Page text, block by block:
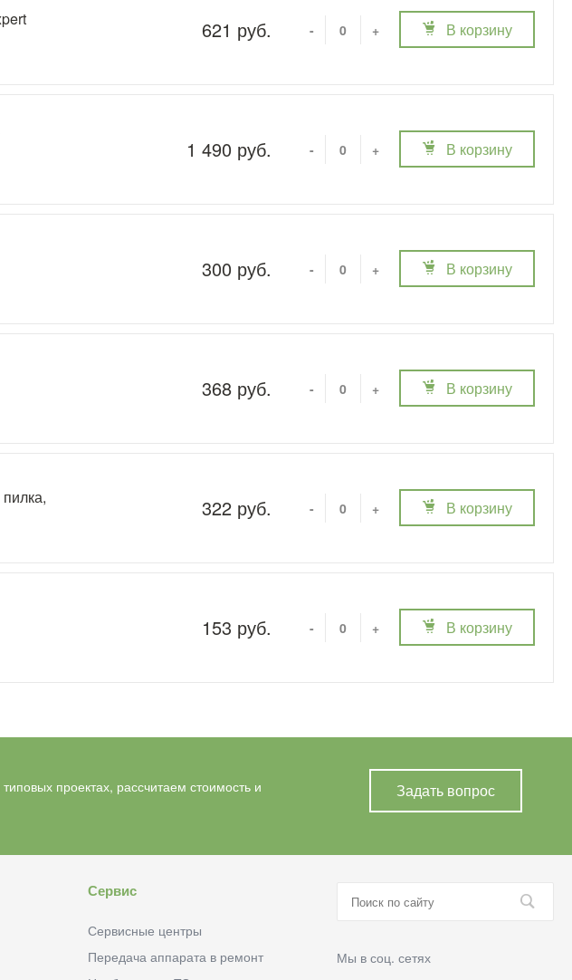
621 руб. - + В корзину
1 490 руб. - + В корзину
300 руб. - + В корзину
368 руб. - + В корзину
322 руб. - + В корзину
153 руб. - + В корзину
проектах, рассчитаем стоимость и
Задать вопрос
Сервис
Сервисные центры
Передача аппарата в ремонт
Мы в соц. сетях